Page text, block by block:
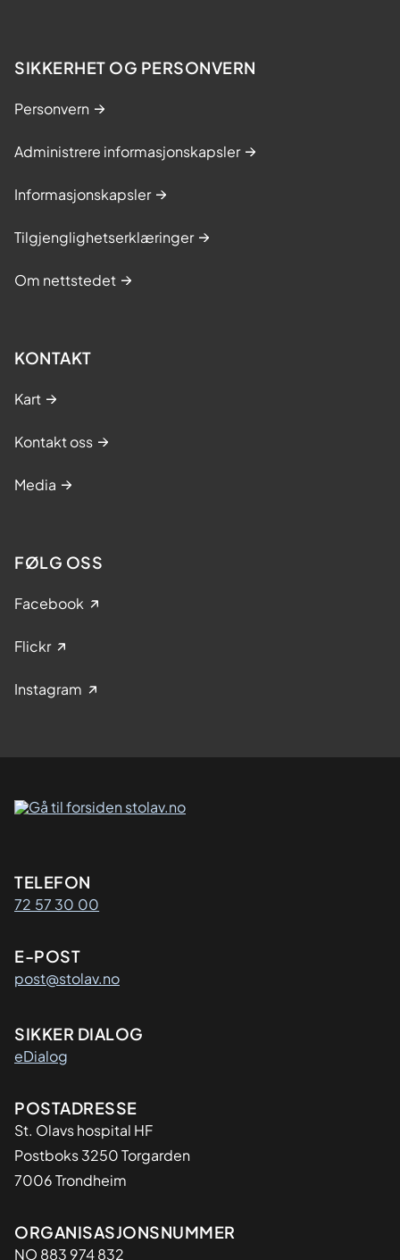
SIKKERHET OG PERSONVERN
Personvern
Administrere informasjonskapsler
Informasjonskapsler
Tilgjenglighetserklæringer
Om nettstedet
KONTAKT
Kart
Kontakt oss
Media
FØLG OSS
Facebook
Flickr
Instagram
Kontaktinformasjon
TELEFON
72 57 30 00
E-POST
post@stolav.no
SIKKER DIALOG
eDialog
Adresse
POSTADRESSE
St. Olavs hospital HF
Postboks 3250 Torgarden
7006 Trondheim
Organisasjon
ORGANISASJONSNUMMER
NO 883 974 832